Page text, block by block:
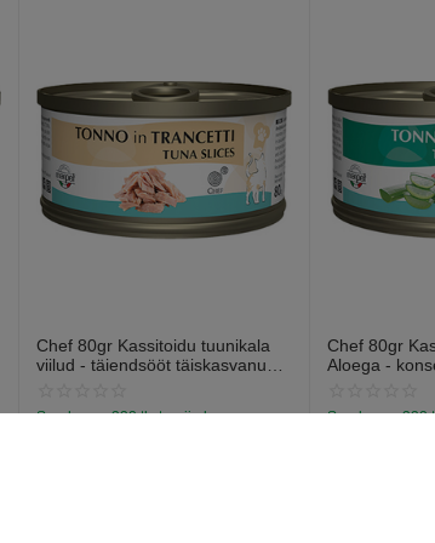
Chef 80gr Kassitoidu tuunikala
viilud - täiendsööt täiskasvanud
Saadavus: 332 tk. tarnija laos
Chef 80gr
Aloega -
Saadavus: 332